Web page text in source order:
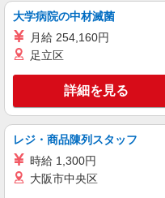
分単位で別
グラ
パート
コンパスグループ・ジャパン
調理師【
芦花
大学病院の中材滅菌
月給 254,160円
足立区
詳細を見る
レジ・商品陳列スタッフ
時給 1,300円
大阪市中央区